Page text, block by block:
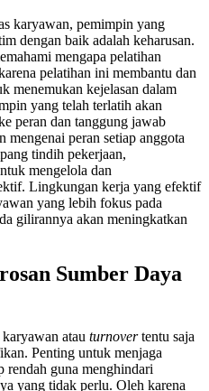
karyawan, pemimpin yang
dengan baik adalah keharusan.
mengapa pelatihan
pelatihan ini membantu dan
menemukan kejelasan dalam
yang telah terlatih akan
peran dan tanggung jawab
mengenai peran setiap anggota
tindih pekerjaan,
mengelola dan
Lingkungan kerja yang efektif
yang lebih fokus pada
gilirannya akan meningkatkan
Sumber Daya
atau turnovertentu saja
Penting untuk menjaga
rendah guna menghindari
yang tidak perlu. Oleh karena